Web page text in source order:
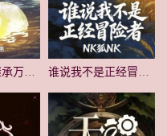
同时穿越：继承万界遗产